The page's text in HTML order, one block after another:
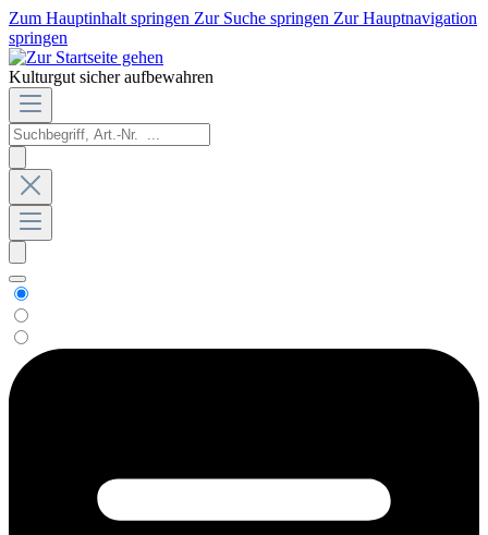
Zum Hauptinhalt springen Zur Suche springen Zur Hauptnavigation
springen
Kulturgut sicher aufbewahren